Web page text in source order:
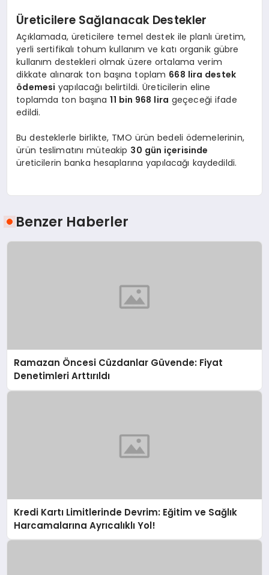
Üreticilere Sağlanacak Destekler
Açıklamada, üreticilere temel destek ile planlı üretim,
yerli sertifikalı tohum kullanım ve katı organik gübre
kullanım destekleri olmak üzere ortalama verim
dikkate alınarak ton başına toplam 668 lira destek
ödemesi yapılacağı belirtildi. Üreticilerin eline
toplamda ton başına11 bin 968 lira geçeceği ifade
edildi.
Bu desteklerle birlikte, TMO ürün bedeli ödemelerinin,
ürün teslimatını müteakip 30 gün içerisinde
üreticilerin banka hesaplarına yapılacağı kaydedildi.
Benzer Haberler
Ramazan Öncesi Cüzdanlar Güvende: Fiyat
Denetimleri Arttırıldı
Kredi Kartı Limitlerinde Devrim: Eğitim ve Sağlık
Harcamalarına Ayrıcalıklı Yol!